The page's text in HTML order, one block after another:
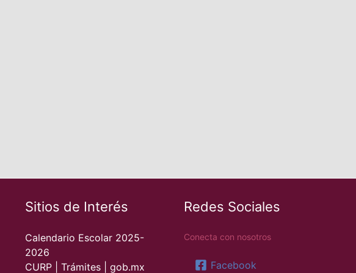
Sitios de Interés
Calendario Escolar 2025-
2026
CURP | Trámites | gob.mx
Redes Sociales
Conecta con nosotros
Facebook